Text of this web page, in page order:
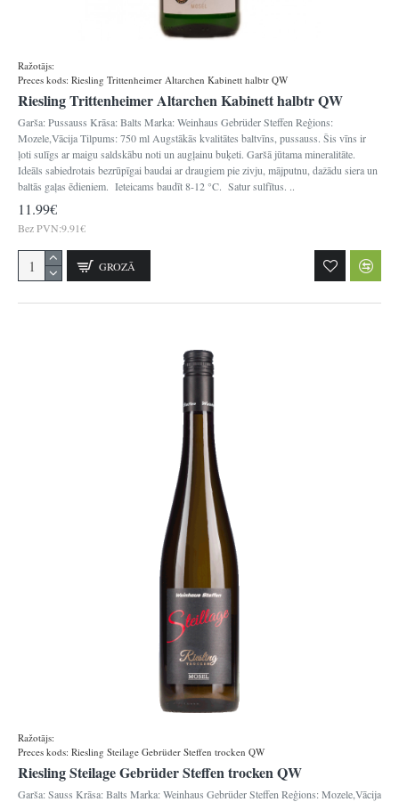
Ražotājs:
Preces kods: Riesling Trittenheimer Altarchen Kabinett halbtr QW
Riesling Trittenheimer Altarchen Kabinett halbtr QW
Garša: Pussauss Krāsa: Balts Marka: Weinhaus Gebrüder Steffen Reģions:
Mozele,Vācija Tilpums: 750 ml Augstākās kvalitātes baltvīns, pussauss. Šis vīns ir
ļoti sulīgs ar maigu saldskābu noti un augļainu buķeti. Garšā jūtama mineralitāte.
Ideāls sabiedrotais bezrūpīgai baudai ar draugiem pie zivju, mājputnu, dažādu siera un
baltās gaļas ēdieniem. Ieteicams baudīt 8-12 °C. Satur sulfītus. ..
11.99€
Bez PVN:9.91€
GROZĀ
Ražotājs:
Preces kods: Riesling Steilage Gebrüder Steffen trocken QW
Riesling Steilage Gebrüder Steffen trocken QW
Garša: Sauss Krāsa: Balts Marka: Weinhaus Gebrüder Steffen Reģions: Mozele,Vācija